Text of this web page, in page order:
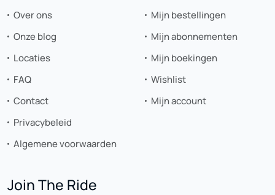
Over ons
Onze blog
Locaties
FAQ
Contact
Privacybeleid
Algemene voorwaarden
Mijn bestellingen
Mijn abonnementen
Mijn boekingen
Wishlist
Mijn account
Join The Ride